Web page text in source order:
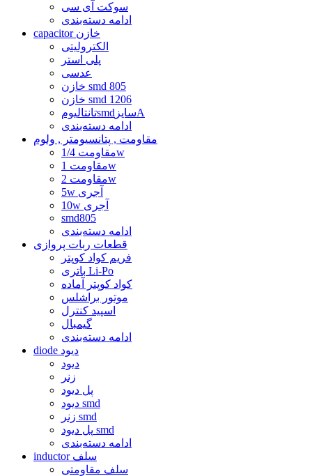
سوکت آی سی
ادامه دسته‌بندی
capacitor خازن
الکترولیتی
پلی استر
عدسی
خازن smd 805
خازن smd 1206
تانتالیومsmdسایزA
ادامه دسته‌بندی
مقاومت , پتانسیومتر , ولوم
مقاومت 1/4w
مقاومت 1w
مقاومت 2w
5w آجری
10w آجری
smd805
ادامه دسته‌بندی
قطعات ربات پروازی
فریم کواد کوپتر
باتری Li-Po
کواد کوپتر آماده
موتور براشلس
اسپید کنترل
گیمبال
ادامه دسته‌بندی
diode دیود
دیود
زنر
پل دیود
دیود smd
زنر smd
پل دیود smd
ادامه دسته‌بندی
inductor سلف
سلف مقاومتی